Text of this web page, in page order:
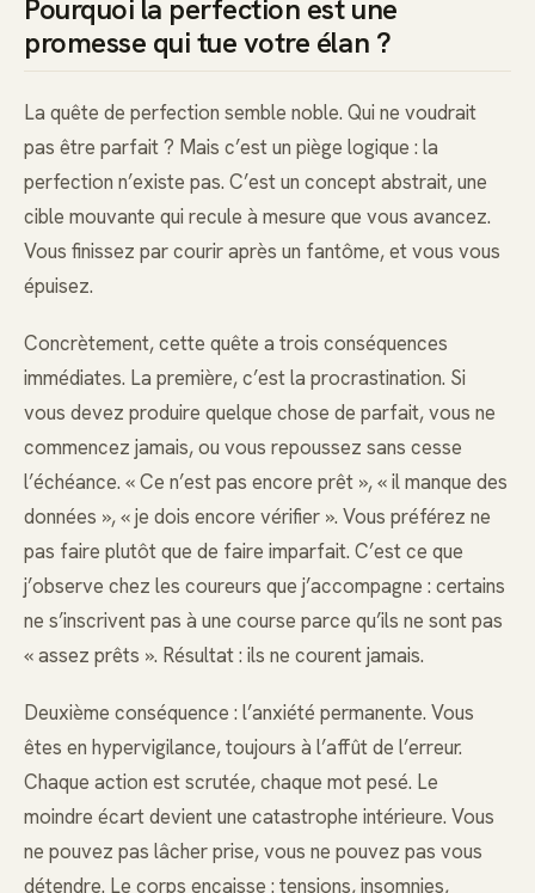
Pourquoi la perfection est une
promesse qui tue votre élan ?
La quête de perfection semble noble. Qui ne voudrait
pas être parfait ? Mais c’est un piège logique : la
perfection n’existe pas. C’est un concept abstrait, une
cible mouvante qui recule à mesure que vous avancez.
Vous finissez par courir après un fantôme, et vous vous
épuisez.
Concrètement, cette quête a trois conséquences
immédiates. La première, c’est la procrastination. Si
vous devez produire quelque chose de parfait, vous ne
commencez jamais, ou vous repoussez sans cesse
l’échéance. « Ce n’est pas encore prêt », « il manque des
données », « je dois encore vérifier ». Vous préférez ne
pas faire plutôt que de faire imparfait. C’est ce que
j’observe chez les coureurs que j’accompagne : certains
ne s’inscrivent pas à une course parce qu’ils ne sont pas
« assez prêts ». Résultat : ils ne courent jamais.
Deuxième conséquence : l’anxiété permanente. Vous
êtes en hypervigilance, toujours à l’affût de l’erreur.
Chaque action est scrutée, chaque mot pesé. Le
moindre écart devient une catastrophe intérieure. Vous
ne pouvez pas lâcher prise, vous ne pouvez pas vous
détendre. Le corps encaisse : tensions, insomnies,